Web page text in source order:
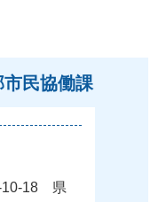
民協働課
10-18 県